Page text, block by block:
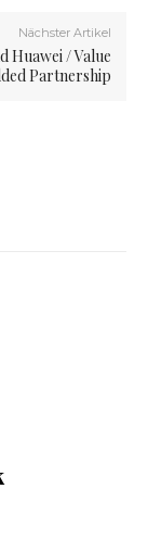
Nächster Artikel
Huawei / Value
Partnership